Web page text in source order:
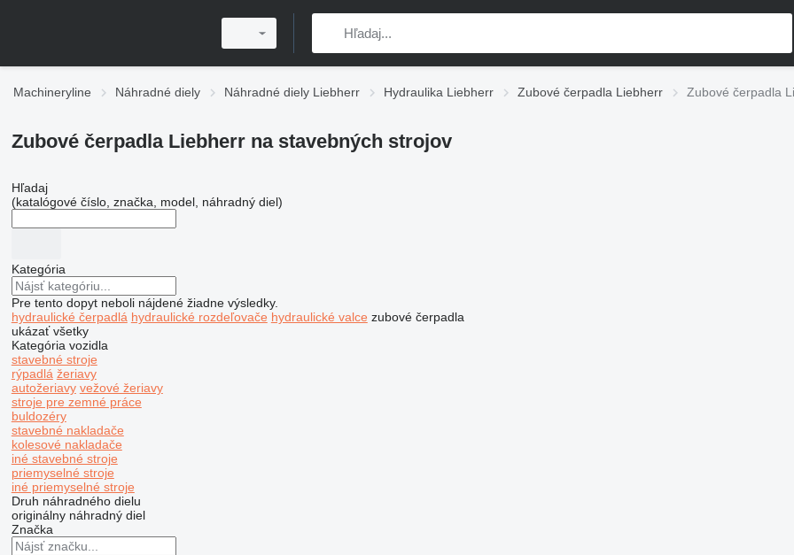
Machineryline Náhradné diely Náhradné diely Liebherr Hydraulika Liebherr Zubové čerpadla Liebherr Zubové čerpadla
Zubové čerpadla Liebherr na stavebných strojov
Hľadaj
(katalógové číslo, značka, model, náhradný diel)
Kategória
Pre tento dopyt neboli nájdené žiadne výsledky.
hydraulické čerpadlá hydraulické rozdeľovače hydraulické valce zubové čerpadla
ukázať všetky
Kategória vozidla
stavebné stroje
rýpadlá žeriavy
autožeriavy vežové žeriavy
stroje pre zemné práce
buldozéry
stavebné nakladače
kolesové nakladače
iné stavebné stroje
priemyselné stroje
iné priemyselné stroje
Druh náhradného dielu
originálny náhradný diel
Značka